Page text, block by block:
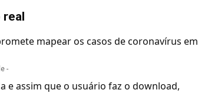
real
mapear os casos de coronavírus em
-
e assim que o usuário faz o download,